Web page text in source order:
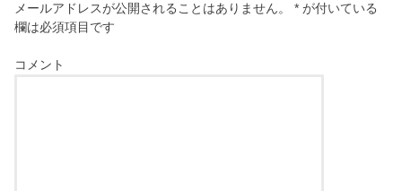
メールアドレスが公開されることはありません。 * が付いている
欄は必須項目です
コメント